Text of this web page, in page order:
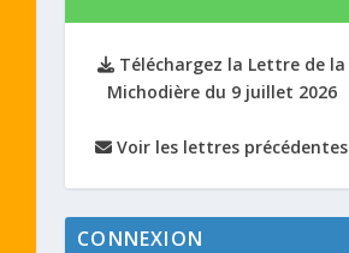
Téléchargez la Lettre de la
Michodière du 9 juillet 2026
Voir les lettres précédentes
CONNEXION